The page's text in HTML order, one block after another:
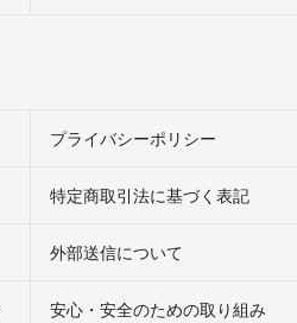
プライバシーポリシー
特定商取引法に基づく表記
外部送信について
安心・安全のための取り組み